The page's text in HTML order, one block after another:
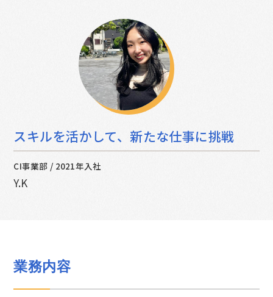
スキルを活かして、新たな仕事に挑戦
CI事業部 / 2021年入社
Y.K
業務内容